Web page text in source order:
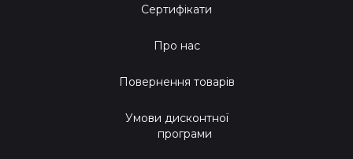
Сертифікати
Про нас
Повернення товарів
Умови дисконтної
програми